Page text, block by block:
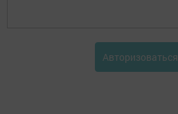
Авторизоваться